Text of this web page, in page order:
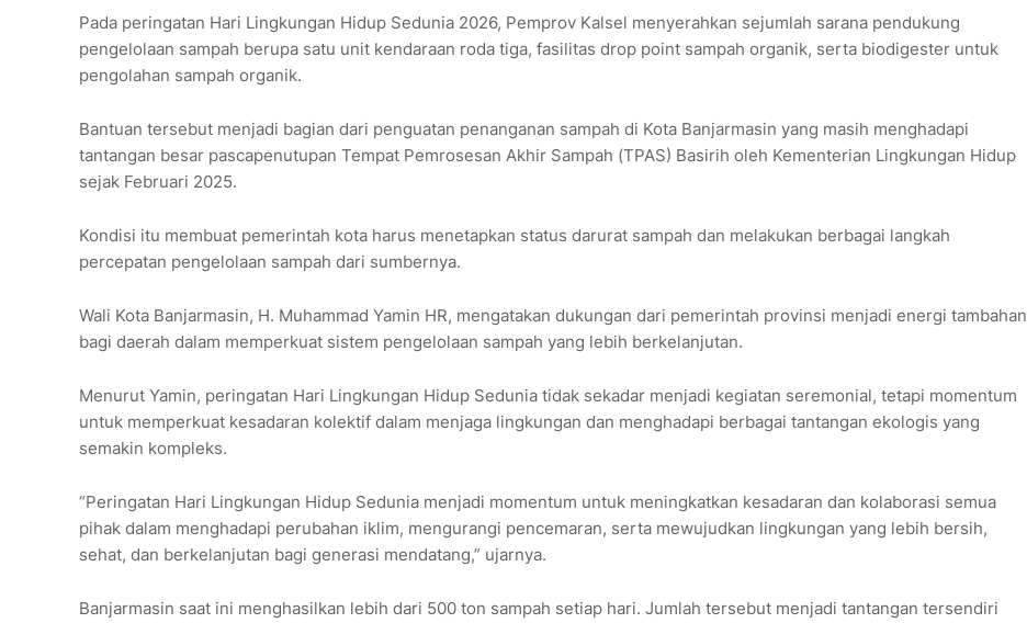
Pada peringatan Hari Lingkungan Hidup Sedunia 2026, Pemprov Kalsel menyerahkan sejumlah sarana pendukung
pengelolaan sampah berupa satu unit kendaraan roda tiga, fasilitas drop point sampah organik, serta biodigester untuk
pengolahan sampah organik.
Bantuan tersebut menjadi bagian dari penguatan penanganan sampah di Kota Banjarmasin yang masih menghadapi
tantangan besar pascapenutupan Tempat Pemrosesan Akhir Sampah (TPAS) Basirih oleh Kementerian Lingkungan Hidup
sejak Februari 2025.
Kondisi itu membuat pemerintah kota harus menetapkan status darurat sampah dan melakukan berbagai langkah
percepatan pengelolaan sampah dari sumbernya.
Wali Kota Banjarmasin, H. Muhammad Yamin HR, mengatakan dukungan dari pemerintah provinsi menjadi energi tambahan
bagi daerah dalam memperkuat sistem pengelolaan sampah yang lebih berkelanjutan.
Menurut Yamin, peringatan Hari Lingkungan Hidup Sedunia tidak sekadar menjadi kegiatan seremonial, tetapi momentum
untuk memperkuat kesadaran kolektif dalam menjaga lingkungan dan menghadapi berbagai tantangan ekologis yang
semakin kompleks.
“Peringatan Hari Lingkungan Hidup Sedunia menjadi momentum untuk meningkatkan kesadaran dan kolaborasi semua
pihak dalam menghadapi perubahan iklim, mengurangi pencemaran, serta mewujudkan lingkungan yang lebih bersih,
sehat, dan berkelanjutan bagi generasi mendatang,” ujarnya.
Banjarmasin saat ini menghasilkan lebih dari 500 ton sampah setiap hari. Jumlah tersebut menjadi tantangan tersendiri